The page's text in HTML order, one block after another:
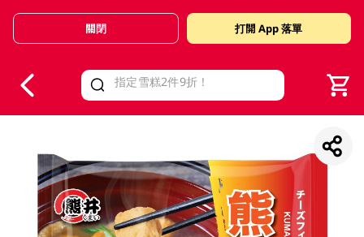
Valid Until 30 June 2026
關閉 打開 App 落單